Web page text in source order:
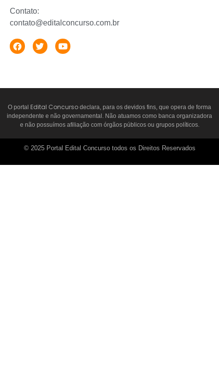
Contato:
contato@editalconcurso.com.br
O portal Edital Concurso declara, para os devidos fins, que opera de forma
independente e não governamental. Não atuamos como banca organizadora
e não possuímos afiliação com órgãos públicos ou grupos políticos.
© 2025 Portal Edital Concurso todos os Direitos Reservados